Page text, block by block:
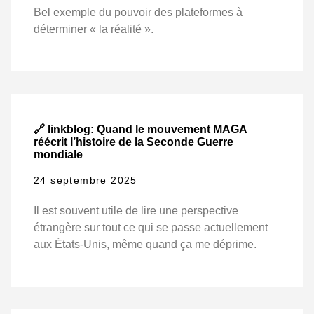
Bel exemple du pouvoir des plateformes à
déterminer « la réalité ».
🔗 linkblog: Quand le mouvement MAGA
réécrit l’histoire de la Seconde Guerre
mondiale
24 septembre 2025
Il est souvent utile de lire une perspective
étrangère sur tout ce qui se passe actuellement
aux États-Unis, même quand ça me déprime.